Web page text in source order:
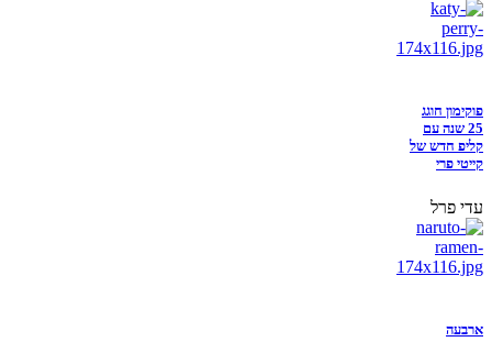
פוקימון חוגג
25 שנה עם
קליפ חדש של
קייטי פרי
עדי פרל
ארבעה